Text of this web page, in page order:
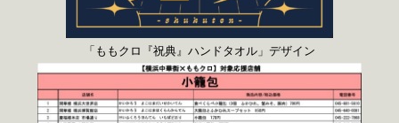
「ももクロ『祝典』ハンドタオル」デザイン